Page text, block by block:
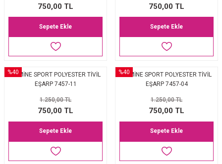
750,00 TL
Sepete Ekle
750,00 TL
Sepete Ekle
%40
ARMİNE SPORT POLYESTER TİVİL
EŞARP 7457-11
1.250,00 TL
750,00 TL
Sepete Ekle
%40
ARMİNE SPORT POLYESTER TİVİL
EŞARP 7457-04
1.250,00 TL
750,00 TL
Sepete Ekle